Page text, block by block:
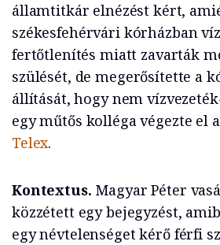
államtitkár elnézést kért,
székesfehérvári kórházban
fertőtlenítés miatt zavarták
szülését, de megerősítette a
állítását, hogy nem
egy műtős kolléga végezte el
Telex.
Kontextus. Magyar Péter
közzétett egy bejegyzést,
egy névtelenséget kérő férfi